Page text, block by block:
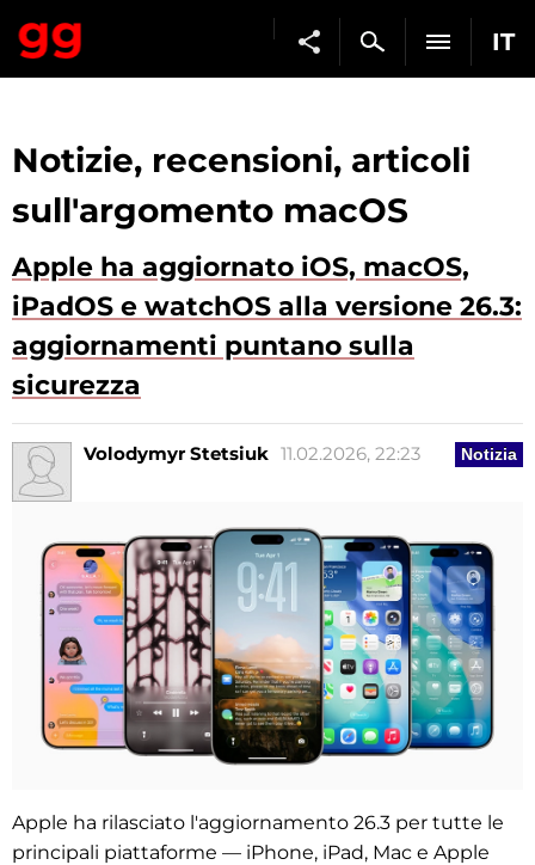
IT
Notizie, recensioni, articoli
sull'argomento macOS
Apple ha aggiornato iOS, macOS,
iPadOS e watchOS alla versione 26.3:
aggiornamenti puntano sulla
sicurezza
Notizia
Volodymyr Stetsiuk 11.02.2026, 22:23
Apple ha rilasciato l'aggiornamento 26.3 per tutte le
principali piattaforme — iPhone, iPad, Mac e Apple